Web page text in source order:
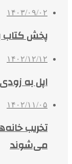
۱۴۰۳/۰۹/۰۲
پخش کتاب
۱۴۰۲/۱۲/۱۲
اپل به
۱۴۰۲/۱۱/۰۵
تخریب
می‌شوند